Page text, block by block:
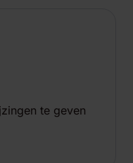
te geven